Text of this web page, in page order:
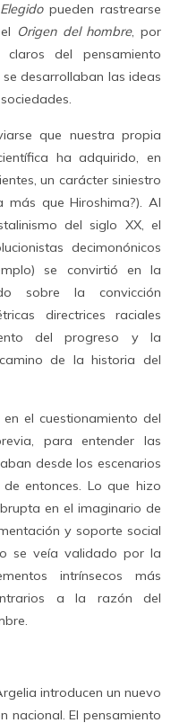
pueden rastrearse
Origen del hombre, por
claros del pensamiento
desarrollaban las ideas
que nuestra propia
ha adquirido, en
un carácter siniestro
que Hiroshima?). Al
del siglo XX, el
decimonónicos
se convirtió en la
sobre la convicción
directrices raciales
del progreso y la
de la historia del
el cuestionamiento del
para entender las
desde los escenarios
entonces. Lo que hizo
en el imaginario de
y soporte social
se veía validado por la
intrínsecos más
a la razón del
introducen un nuevo
nacional. El pensamiento